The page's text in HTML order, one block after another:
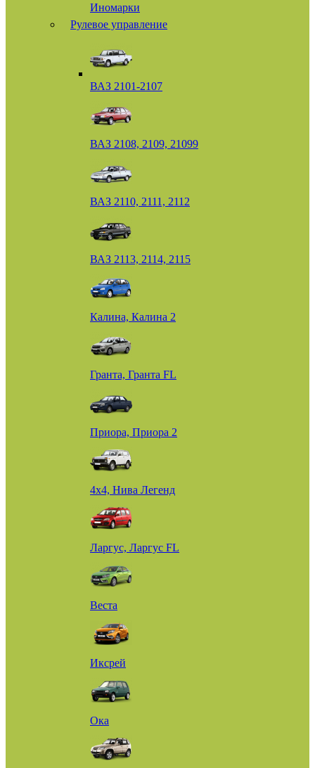
Иномарки
Рулевое управление
ВАЗ 2101-2107
ВАЗ 2108, 2109, 21099
ВАЗ 2110, 2111, 2112
ВАЗ 2113, 2114, 2115
Калина, Калина 2
Гранта, Гранта FL
Приора, Приора 2
4х4, Нива Легенд
Ларгус, Ларгус FL
Веста
Иксрей
Ока